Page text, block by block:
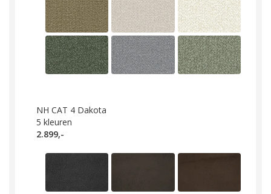
NH CAT 4 Dakota
5 kleuren
2.899,-